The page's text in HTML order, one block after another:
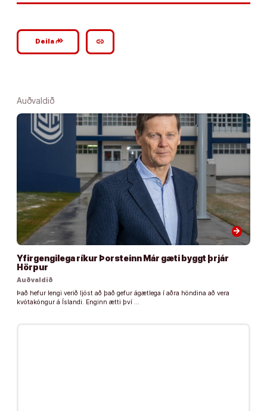
Deilagoogle_plus_reshare link
Auðvaldið
arrow_forward
Yfirgengilega ríkur Þorsteinn Már gæti byggt þrjár
Hörpur
Auðvaldið
Það hefur lengi verið ljóst að það gefur ágætlega í aðra höndina að vera
kvótakóngur á Íslandi. Enginn ætti því …